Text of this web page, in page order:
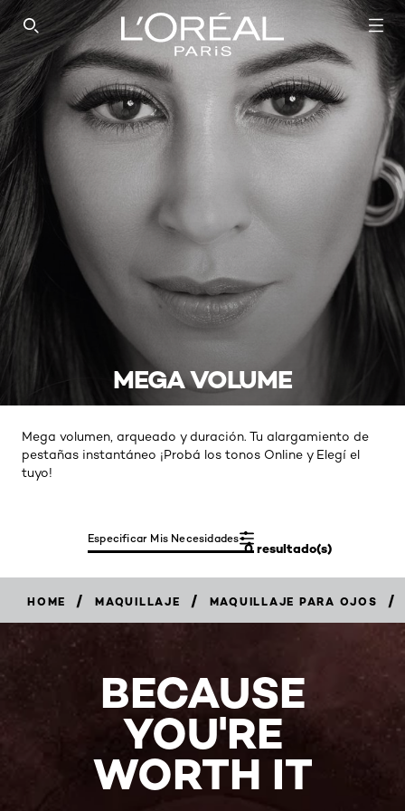
SEARCH THIS SITE
MEGA VOLUME
Mega volumen, arqueado y duración. Tu alargamiento de
pestañas instantáneo ¡Probá los tonos Online y Elegí el
tuyo!
0 resultado(s)
Especificar Mis Necesidades
HOME / MAQUILLAJE / MAQUILLAJE PARA OJOS /
BECAUSE
YOU'RE
WORTH IT